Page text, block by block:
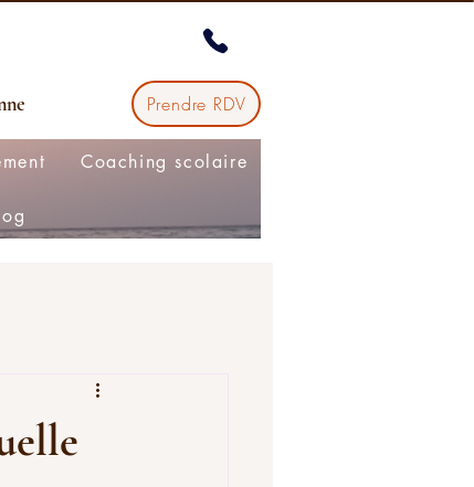
Prendre RDV
Coaching scolaire